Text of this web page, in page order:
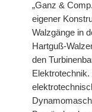
„Ganz & Comp.
eigener
Walzgänge in
Hartguß-
den